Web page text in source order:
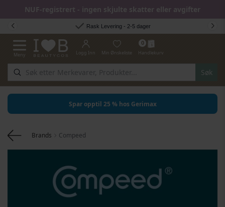
NUF-registrert - ingen skjulte skatter eller avgifter
Hopp til innhold
Rask Levering - 2-5 dager
Toggle Nav
Meny
Søk
Logg Inn Min Ønskeliste
0
Handlekurv
Spar opptil 25 % hos Gerimax
Brands Compeed